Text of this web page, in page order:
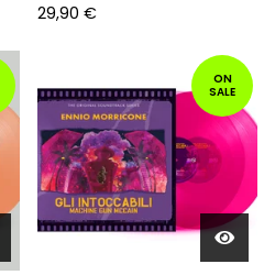
29,90 €
ON
SALE